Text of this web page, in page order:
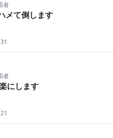
者
メて倒します
31
者
にします
21